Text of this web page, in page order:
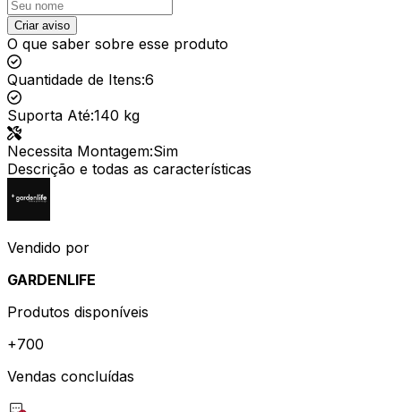
Criar aviso
O que saber sobre esse produto
Quantidade de Itens:6
Suporta Até:140 kg
Necessita Montagem:Sim
Descrição e todas as características
Vendido por
GARDENLIFE
Produtos disponíveis
+700
Vendas concluídas